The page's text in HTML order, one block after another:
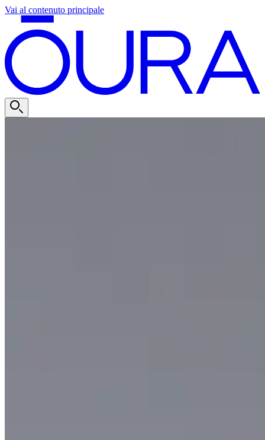
Vai al contenuto principale